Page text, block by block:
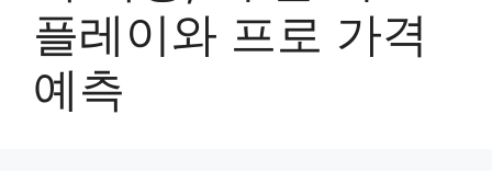
플레이와 프로 가격
예측